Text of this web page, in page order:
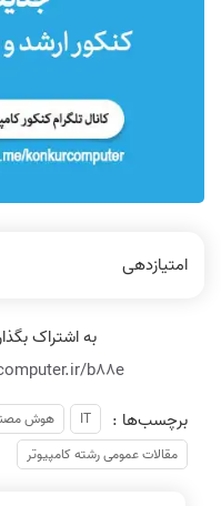
امتیازدهی
b88e
برچسب‌ها :
IT هوش
مقالات عمومی رشته کامپیوتر